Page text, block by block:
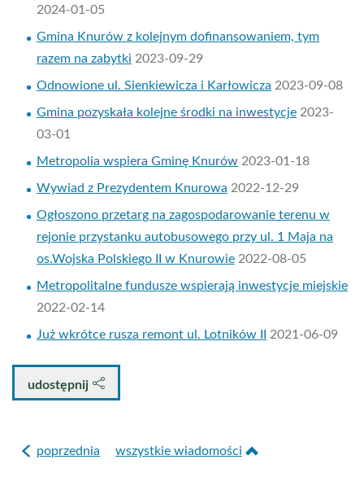
2024-01-05
Gmina Knurów z kolejnym dofinansowaniem, tym
razem na zabytki 2023-09-29
Odnowione ul. Sienkiewicza i Karłowicza 2023-09-08
Gmina pozyskała kolejne środki na inwestycje 2023-
03-01
Metropolia wspiera Gminę Knurów 2023-01-18
Wywiad z Prezydentem Knurowa 2022-12-29
Ogłoszono przetarg na zagospodarowanie terenu w
rejonie przystanku autobusowego przy ul. 1 Maja na
os.Wojska Polskiego II w Knurowie 2022-08-05
Metropolitalne fundusze wspierają inwestycje miejskie
2022-02-14
Już wkrótce rusza remont ul. Lotników II 2021-06-09
udostępnij
poprzednia wszystkie wiadomości